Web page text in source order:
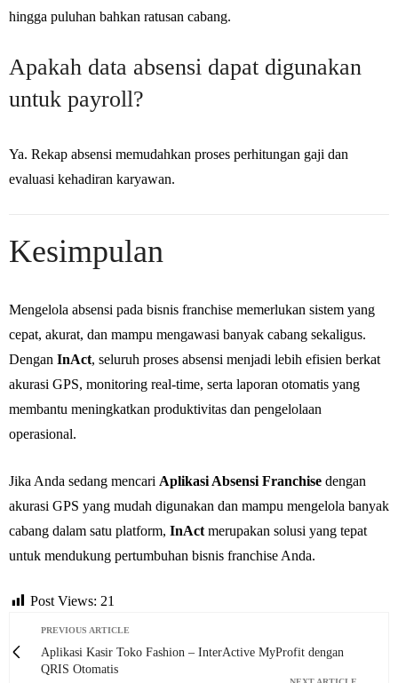
hingga puluhan bahkan ratusan cabang.
Apakah data absensi dapat digunakan
untuk payroll?
Ya. Rekap absensi memudahkan proses perhitungan gaji dan
evaluasi kehadiran karyawan.
Kesimpulan
Mengelola absensi pada bisnis franchise memerlukan sistem yang
cepat, akurat, dan mampu mengawasi banyak cabang sekaligus.
Dengan InAct, seluruh proses absensi menjadi lebih efisien berkat
akurasi GPS, monitoring real-time, serta laporan otomatis yang
membantu meningkatkan produktivitas dan pengelolaan
operasional.
Jika Anda sedang mencari Aplikasi Absensi Franchise dengan
akurasi GPS yang mudah digunakan dan mampu mengelola banyak
cabang dalam satu platform, InAct merupakan solusi yang tepat
untuk mendukung pertumbuhan bisnis franchise Anda.
Post Views: 21
PREVIOUS ARTICLE
Aplikasi Kasir Toko Fashion – InterActive MyProfit dengan
QRIS Otomatis